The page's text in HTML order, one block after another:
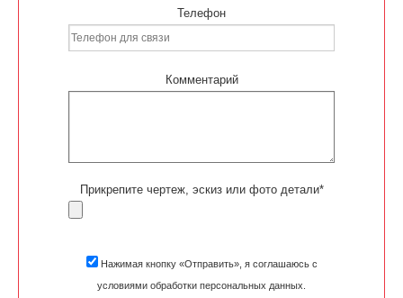
Телефон
Комментарий
Прикрепите чертеж, эскиз или фото детали*
Нажимая кнопку «Отправить», я соглашаюсь с
условиями обработки персональных данных.